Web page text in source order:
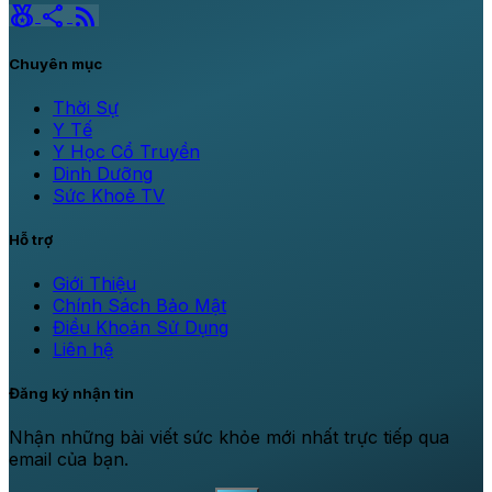
social_leaderboard share rss_feed
Chuyên mục
Thời Sự
Y Tế
Y Học Cổ Truyền
Dinh Dưỡng
Sức Khoẻ TV
Hỗ trợ
Giới Thiệu
Chính Sách Bảo Mật
Điều Khoản Sử Dụng
Liên hệ
Đăng ký nhận tin
Nhận những bài viết sức khỏe mới nhất trực tiếp qua
email của bạn.